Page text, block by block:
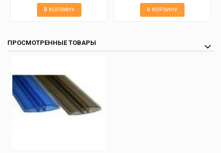
В КОРЗИНУ В КОРЗИНУ
ПРОСМОТРЕННЫЕ ТОВАРЫ